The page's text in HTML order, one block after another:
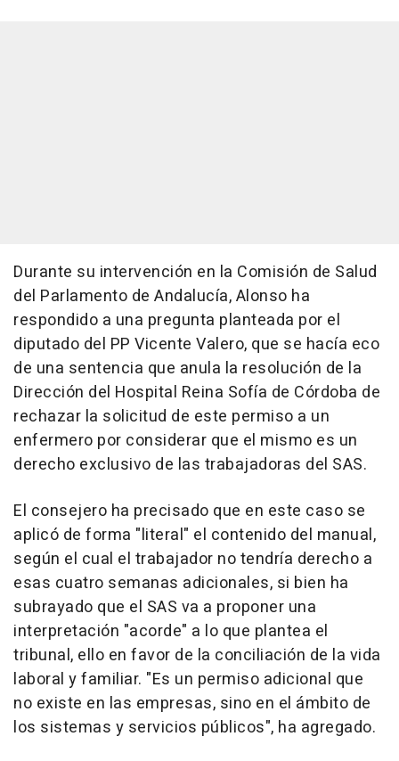
Durante su intervención en la Comisión de Salud
del Parlamento de Andalucía, Alonso ha
respondido a una pregunta planteada por el
diputado del PP Vicente Valero, que se hacía eco
de una sentencia que anula la resolución de la
Dirección del Hospital Reina Sofía de Córdoba de
rechazar la solicitud de este permiso a un
enfermero por considerar que el mismo es un
derecho exclusivo de las trabajadoras del SAS.
El consejero ha precisado que en este caso se
aplicó de forma "literal" el contenido del manual,
según el cual el trabajador no tendría derecho a
esas cuatro semanas adicionales, si bien ha
subrayado que el SAS va a proponer una
interpretación "acorde" a lo que plantea el
tribunal, ello en favor de la conciliación de la vida
laboral y familiar. "Es un permiso adicional que
no existe en las empresas, sino en el ámbito de
los sistemas y servicios públicos", ha agregado.